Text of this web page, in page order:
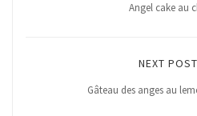
Angel cake au
NEXT POST
Gâteau des anges au